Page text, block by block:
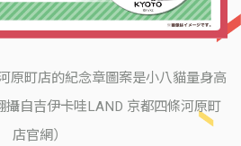
原町店的紀念章圖案是小八貓量身高
攝自吉伊卡哇LAND 京都四條河原町
店官網）